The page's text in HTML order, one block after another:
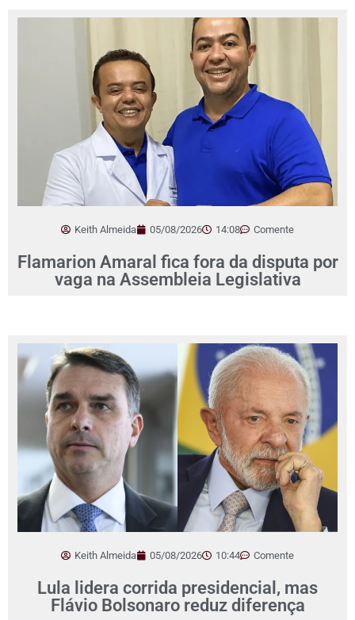
Keith Almeida 05/08/2026 14:08 Comente
Flamarion Amaral fica fora da disputa por
vaga na Assembleia Legislativa
Keith Almeida 05/08/2026 10:44 Comente
Lula lidera corrida presidencial, mas
Flávio Bolsonaro reduz diferença